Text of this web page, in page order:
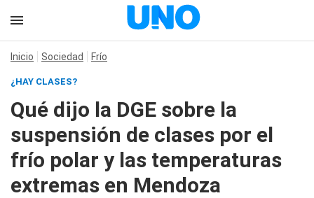
Inicio Sociedad Frío
¿HAY CLASES?
Qué dijo la DGE sobre la
suspensión de clases por el
frío polar y las temperaturas
extremas en Mendoza